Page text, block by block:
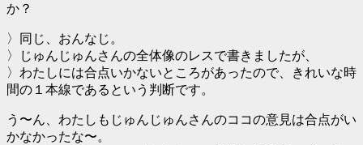
か？
〉同じ、おんなじ。
〉じゅんじゅんさんの全体像のレスで書きましたが、
〉わたしには合点いかないところがあったので、きれいな時
間の１本線であるという判断です。
う〜ん、わたしもじゅんじゅんさんのココの意見は合点がい
かなかったな〜。